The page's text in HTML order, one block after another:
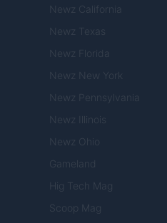
Newz California
Newz Texas
Newz Florida
Newz New York
Newz Pennsylvania
Newz Illinois
Newz Ohio
Gameland
Hig Tech Mag
Scoop Mag